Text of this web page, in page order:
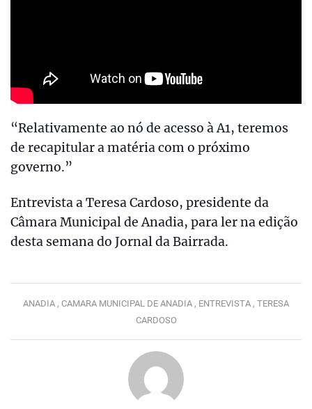
“Relativamente ao nó de acesso à A1, teremos
de recapitular a matéria com o próximo
governo.”
Entrevista a Teresa Cardoso, presidente da
Câmara Municipal de Anadia, para ler na edição
desta semana do Jornal da Bairrada.
ANADIA , CAMARA MUNICIPAL DE ANADIA , ENTREVISTA , TERESA
CARDOSO